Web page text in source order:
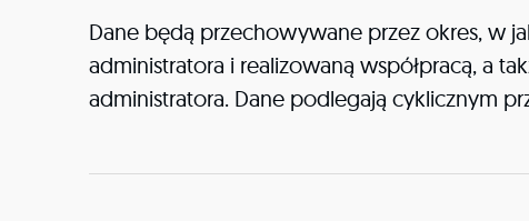
Dane będą przechowywane przez okres, w
administratora i realizowaną współpracą, a
administratora. Dane podlegają cyklicznym